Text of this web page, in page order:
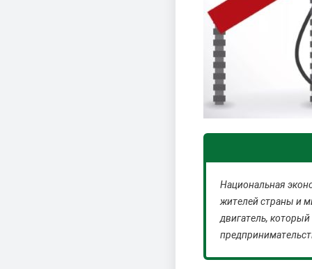
Национальная
жителей страны и
двигатель,